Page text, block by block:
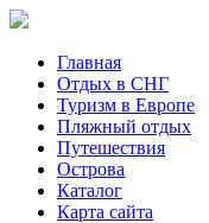
Главная
Отдых в СНГ
Туризм в Европе
Пляжный отдых
Путешествия
Острова
Каталог
Карта сайта